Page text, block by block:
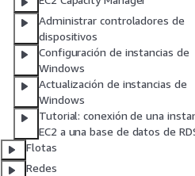
Administrar controladores de
dispositivos
Configuración de instancias de
Windows
Actualización de instancias de
Windows
Tutorial: conexión de una
EC2 a una base de datos de
Flotas
Redes